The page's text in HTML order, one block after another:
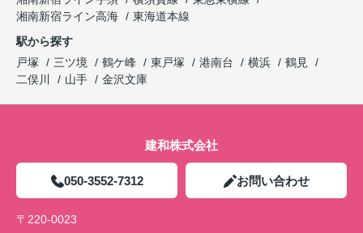
湘南新宿ライン高海
東海道本線
駅から探す
戸塚
三ツ境 鶴ケ峰 東戸塚 港南台 横浜
鶴見
二俣川
山手 金沢文庫
建和株式会社
050-3552-7312 お問い合わせ
〒220-0023